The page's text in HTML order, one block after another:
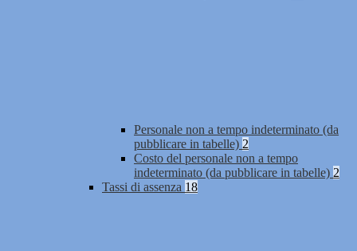
Personale non a tempo indeterminato (da
pubblicare in tabelle) 2
Costo del personale non a tempo
indeterminato (da pubblicare in tabelle) 2
Tassi di assenza 18